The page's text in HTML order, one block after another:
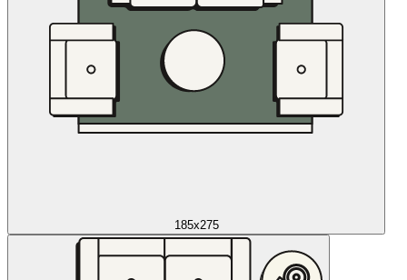
185x275